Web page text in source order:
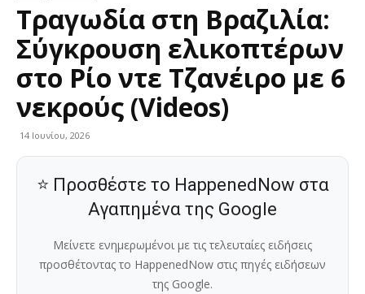
Τραγωδία στη Βραζιλία:
Σύγκρουση ελικοπτέρων
στο Ρίο ντε Τζανέιρο με 6
νεκρούς (Videos)
14 Ιουνίου, 2026
⭐ Προσθέστε το HappenedNow στα
Αγαπημένα της Google
Μείνετε ενημερωμένοι με τις τελευταίες ειδήσεις
προσθέτοντας το HappenedNow στις πηγές ειδήσεων
της Google.